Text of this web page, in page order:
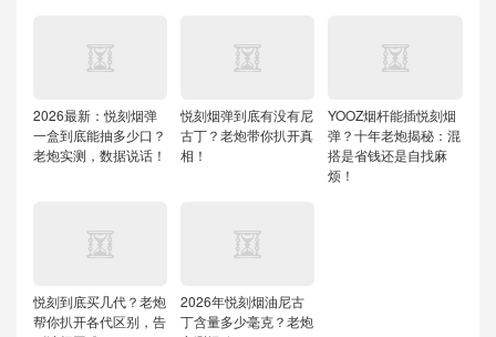
2026最新：悦刻烟弹
一盒到底能抽多少口？
老炮实测，数据说话！
悦刻烟弹到底有没有尼
古丁？老炮带你扒开真
相！
YOOZ烟杆能插悦刻烟
弹？十年老炮揭秘：混
搭是省钱还是自找麻
烦！
悦刻到底买几代？老炮
帮你扒开各代区别，告
2026年悦刻烟油尼古
丁含量多少毫克？老炮